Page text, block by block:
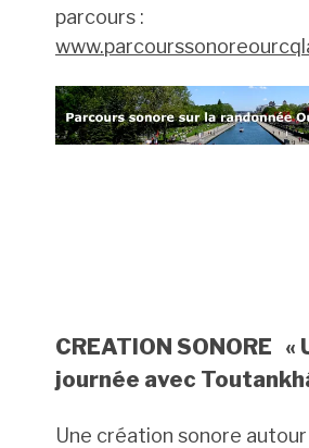
parcours :
CREATION SONORE «
journée avec
Une création sonore